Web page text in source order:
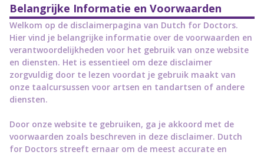
Belangrijke Informatie en Voorwaarden
Welkom op de disclaimerpagina van Dutch for Doctors.
Hier vind je belangrijke informatie over de voorwaarden en
verantwoordelijkheden voor het gebruik van onze website
en diensten. Het is essentieel om deze disclaimer
zorgvuldig door te lezen voordat je gebruik maakt van
onze taalcursussen voor artsen en tandartsen of andere
diensten.
Door onze website te gebruiken, ga je akkoord met de
voorwaarden zoals beschreven in deze disclaimer. Dutch
for Doctors streeft ernaar om de meest accurate en